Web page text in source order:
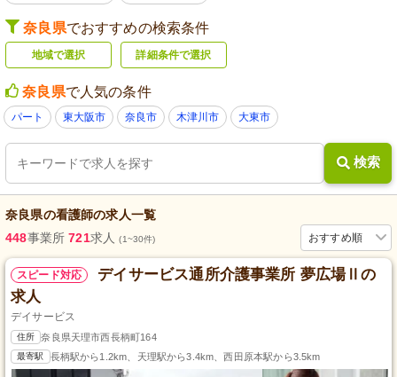
奈良県でおすすめの検索条件
地域で選択 詳細条件で選択
奈良県で人気の条件
パート 東大阪市 奈良市 木津川市 大東市
検索
奈良県の看護師の求人一覧
おすすめ順
448事業所 721求人(1~30件)
スピード対応
デイサービス通所介護事業所 夢広場Ⅱの
求人
デイサービス
住所 奈良県天理市西長柄町164
最寄駅 長柄駅から1.2km、天理駅から3.4km、西田原本駅から3.5km